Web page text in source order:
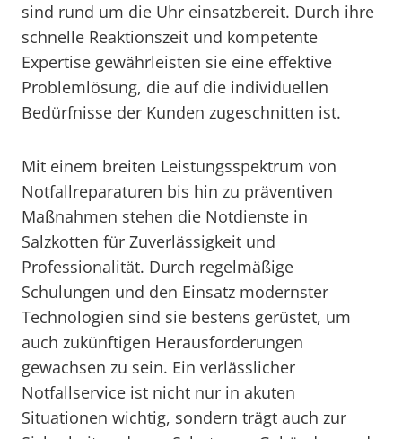
sind rund um die Uhr einsatzbereit. Durch ihre
schnelle Reaktionszeit und kompetente
Expertise gewährleisten sie eine effektive
Problemlösung, die auf die individuellen
Bedürfnisse der Kunden zugeschnitten ist.
Mit einem breiten Leistungsspektrum von
Notfallreparaturen bis hin zu präventiven
Maßnahmen stehen die Notdienste in
Salzkotten für Zuverlässigkeit und
Professionalität. Durch regelmäßige
Schulungen und den Einsatz modernster
Technologien sind sie bestens gerüstet, um
auch zukünftigen Herausforderungen
gewachsen zu sein. Ein verlässlicher
Notfallservice ist nicht nur in akuten
Situationen wichtig, sondern trägt auch zur